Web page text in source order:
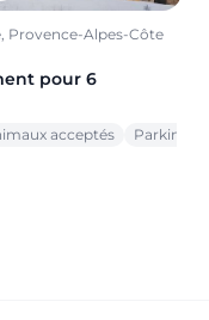
Provence-Alpes-Côte
pour 6
acceptés Parking